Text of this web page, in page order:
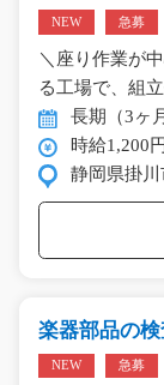
NEW 急募
＼座り作業が
る工場で、組
長期（3ヶ
時給1,200円
静岡県掛川
楽器部品の
NEW 急募